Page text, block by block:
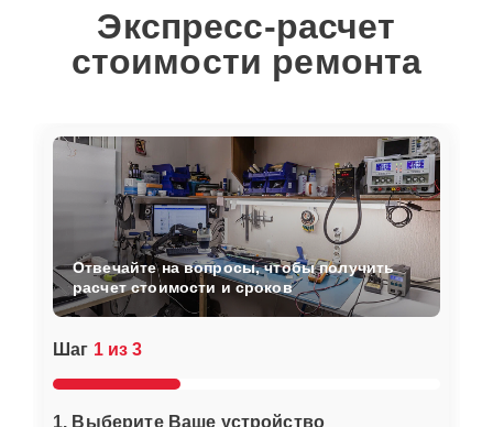
Экспресс-расчет
стоимости ремонта
Шаг 1 из 3
1. Выберите Ваше устройство
Отвечайте на вопросы, чтобы получить
расчет стоимости и сроков